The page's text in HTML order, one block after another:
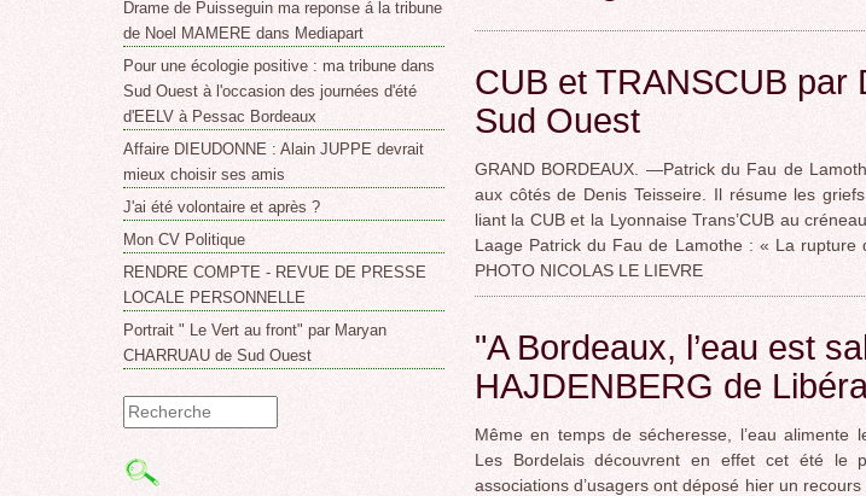
CUB et TRANSCUB par
Sud Ouest
GRAND BORDEAUX. —Patrick du Fau de
aux côtés de Denis Teisseire. Il résume les
liant la CUB et la Lyonnaise Trans’CUB au
Laage Patrick du Fau de Lamothe : « La
PHOTO NICOLAS LE LIEVRE
"A Bordeaux, l’eau est
HAJDENBERG de
Même en temps de sécheresse, l’eau alimente
Les Bordelais découvrent en effet cet été le
associations d’usagers ont déposé hier un
Drame de Puisseguin ma reponse á la tribune
de Noel MAMERE dans Mediapart
Pour une écologie positive : ma tribune dans
Sud Ouest à l'occasion des journées d'été
d'EELV à Pessac Bordeaux
Affaire DIEUDONNE : Alain JUPPE devrait
mieux choisir ses amis
J'ai été volontaire et après ?
Mon CV Politique
RENDRE COMPTE - REVUE DE PRESSE
LOCALE PERSONNELLE
Portrait " Le Vert au front" par Maryan
CHARRUAU de Sud Ouest
Formulaire
de